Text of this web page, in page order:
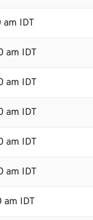
am IDT
am IDT
am IDT
am IDT
am IDT
am IDT
am IDT